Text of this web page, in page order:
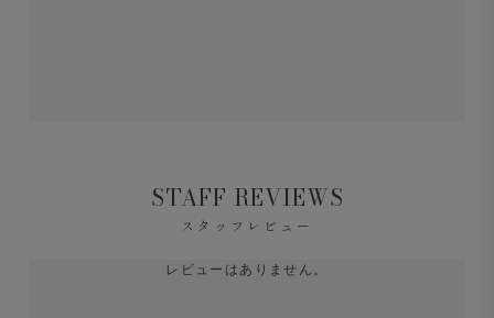
STAFF REVIEWS
スタッフレビュー
レビューはありません。